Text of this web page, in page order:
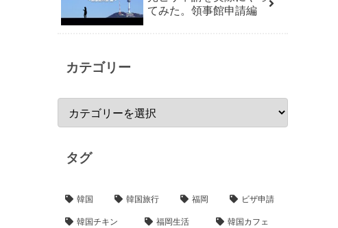
てみた。領事館申請編
カテゴリー
タグ
韓国 韓国旅行 福岡 ビザ申請
韓国チキン 福岡生活 韓国カフェ